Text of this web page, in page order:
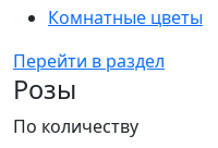
Комнатные цветы
Перейти в раздел
Розы
По количеству